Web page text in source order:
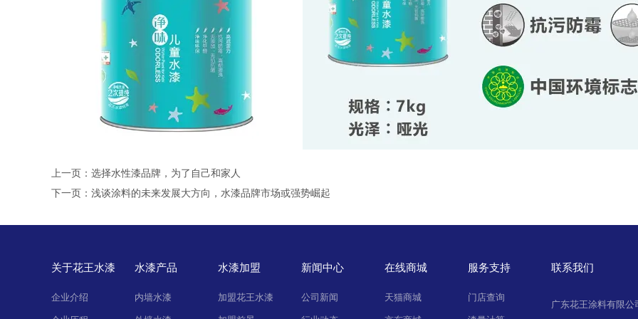
上一页： 选择水性漆品牌，为了自己和家人
下一页： 浅谈涂料的未来发展大方向，水漆品牌市场或强势崛起
广东花王涂料有限公
关于花王水漆
企业介绍
水漆产品
内墙水漆
水漆加盟
加盟花王水漆
新闻中心
公司新闻
在线商城
天猫商城
服务支持
门店查询
联系我们